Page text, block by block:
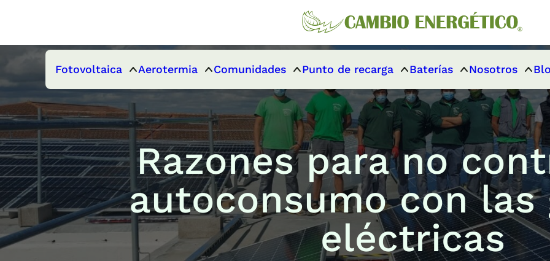
Fotovoltaica Aerotermia Comunidades Punto de recarga Baterías Nosotros
Razones para no
autoconsumo con las
eléctricas